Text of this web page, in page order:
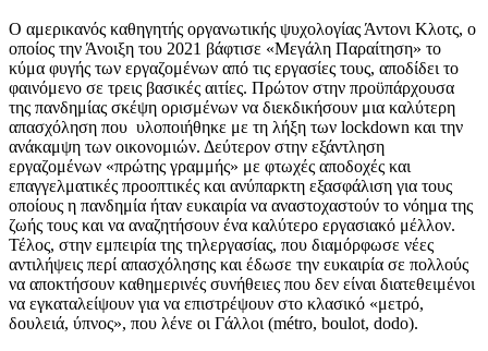
Ο αμερικανός καθηγητής οργανωτικής ψυχολογίας Άντονι Κλοτς, ο
οποίος την Άνοιξη του 2021 βάφτισε «Μεγάλη Παραίτηση» το
κύμα φυγής των εργαζομένων από τις εργασίες τους, αποδίδει το
φαινόμενο σε τρεις βασικές αιτίες. Πρώτον στην προϋπάρχουσα
της πανδημίας σκέψη ορισμένων να διεκδικήσουν μια καλύτερη
απασχόληση που υλοποιήθηκε με τη λήξη των lockdown και την
ανάκαμψη των οικονομιών. Δεύτερον στην εξάντληση
εργαζομένων «πρώτης γραμμής» με φτωχές αποδοχές και
επαγγελματικές προοπτικές και ανύπαρκτη εξασφάλιση για τους
οποίους η πανδημία ήταν ευκαιρία να αναστοχαστούν το νόημα της
ζωής τους και να αναζητήσουν ένα καλύτερο εργασιακό μέλλον.
Τέλος, στην εμπειρία της τηλεργασίας, που διαμόρφωσε νέες
αντιλήψεις περί απασχόλησης και έδωσε την ευκαιρία σε πολλούς
να αποκτήσουν καθημερινές συνήθειες που δεν είναι διατεθειμένοι
να εγκαταλείψουν για να επιστρέψουν στο κλασικό «μετρό,
δουλειά, ύπνος», που λένε οι Γάλλοι (métro, boulot, dodo).